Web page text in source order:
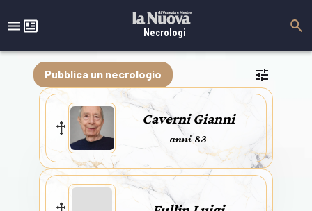
Necrologi
Pubblica un necrologio
Caverni Gianni
anni 83